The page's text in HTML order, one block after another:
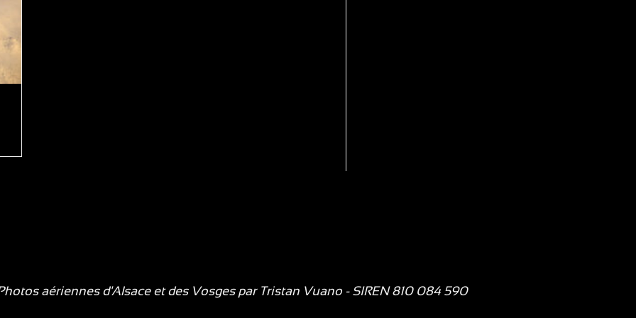
aériennes d'Alsace et des Vosges par Tristan Vuano - SIREN 810 084 590